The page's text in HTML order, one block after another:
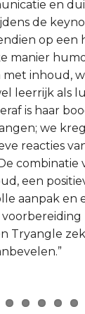
en
de
op een
manier
met inhoud,
leerrijk als
is haar
we
reacties
combinatie
een
aanpak en
Tryangle